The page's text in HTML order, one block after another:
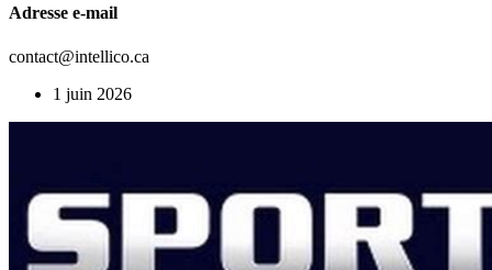
Adresse e-mail
contact@intellico.ca
1 juin 2026